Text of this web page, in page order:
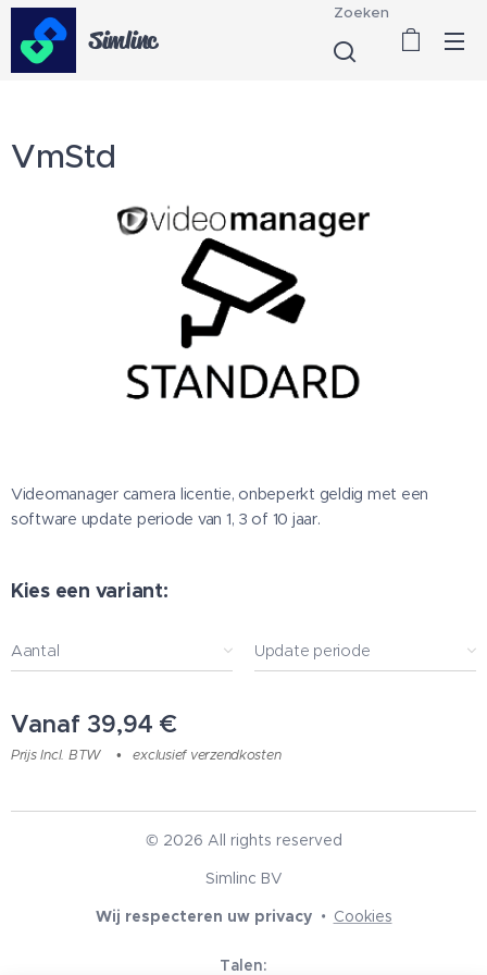
Simlinc
Zoeken
VmStd
Videomanager camera licentie, onbeperkt geldig met een
software update periode van 1, 3 of 10 jaar.
Kies een variant:
Aantal Update periode
Vanaf 39,94 €
Prijs Incl. BTW exclusief verzendkosten
© 2026 All rights reserved
Simlinc BV
Wij respecteren uw privacy
Cookies
Talen